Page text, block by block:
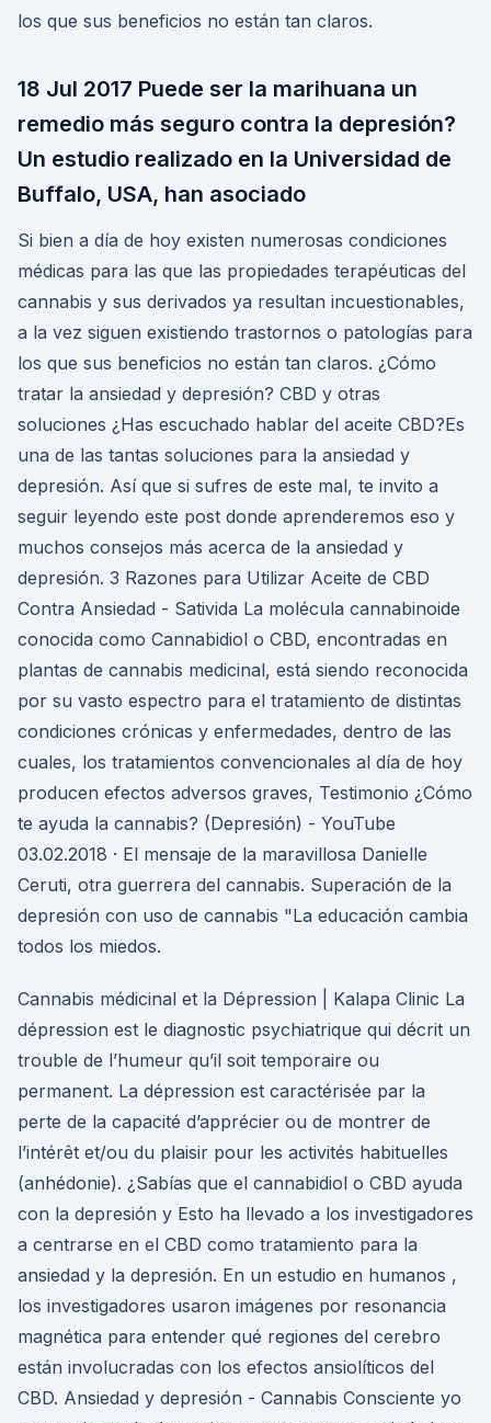
los que sus beneficios no están tan claros.
18 Jul 2017 Puede ser la marihuana un
remedio más seguro contra la depresión?
Un estudio realizado en la Universidad de
Buffalo, USA, han asociado
Si bien a día de hoy existen numerosas condiciones
médicas para las que las propiedades terapéuticas del
cannabis y sus derivados ya resultan incuestionables,
a la vez siguen existiendo trastornos o patologías para
los que sus beneficios no están tan claros. ¿Cómo
tratar la ansiedad y depresión? CBD y otras
soluciones ¿Has escuchado hablar del aceite CBD?Es
una de las tantas soluciones para la ansiedad y
depresión. Así que si sufres de este mal, te invito a
seguir leyendo este post donde aprenderemos eso y
muchos consejos más acerca de la ansiedad y
depresión. 3 Razones para Utilizar Aceite de CBD
Contra Ansiedad - Sativida La molécula cannabinoide
conocida como Cannabidiol o CBD, encontradas en
plantas de cannabis medicinal, está siendo reconocida
por su vasto espectro para el tratamiento de distintas
condiciones crónicas y enfermedades, dentro de las
cuales, los tratamientos convencionales al día de hoy
producen efectos adversos graves, Testimonio ¿Cómo
te ayuda la cannabis? (Depresión) - YouTube
03.02.2018 · El mensaje de la maravillosa Danielle
Ceruti, otra guerrera del cannabis. Superación de la
depresión con uso de cannabis "La educación cambia
todos los miedos.
Cannabis médicinal et la Dépression | Kalapa Clinic La
dépression est le diagnostic psychiatrique qui décrit un
trouble de l’humeur qu’il soit temporaire ou
permanent. La dépression est caractérisée par la
perte de la capacité d’apprécier ou de montrer de
l’intérêt et/ou du plaisir pour les activités habituelles
(anhédonie). ¿Sabías que el cannabidiol o CBD ayuda
con la depresión y Esto ha llevado a los investigadores
a centrarse en el CBD como tratamiento para la
ansiedad y la depresión. En un estudio en humanos ,
los investigadores usaron imágenes por resonancia
magnética para entender qué regiones del cerebro
están involucradas con los efectos ansiolíticos del
CBD. Ansiedad y depresión - Cannabis Consciente yo